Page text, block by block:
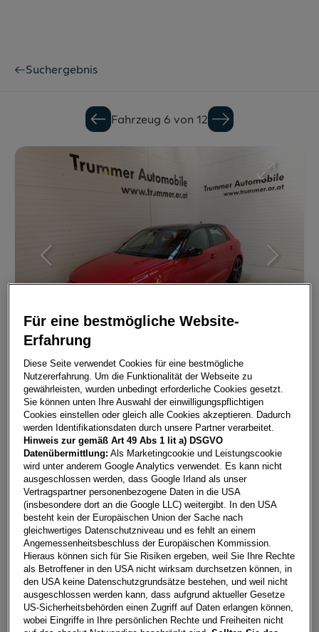
Suchergebnis
Fahrzeug 6 von 12
A1 Sportback 30 TFSI intense
8330 Feldbach
Leasing Kredit
€290,29**
pro Monat
Laufzeit
60 Monate
pro Jahr
15.000 km
Eigenleistung
€5.000
Händler kontaktieren
Für eine bestmögliche Website-
Erfahrung
Diese Seite verwendet Cookies für eine bestmögliche
Nutzererfahrung. Um die Funktionalität der Webseite zu
gewährleisten, wurden unbedingt erforderliche Cookies gesetzt.
Sie können unten Ihre Auswahl der einwilligungspflichtigen
Cookies einstellen oder gleich alle Cookies akzeptieren. Dadurch
werden Identifikationsdaten durch unsere Partner verarbeitet.
Hinweis zur gemäß Art 49 Abs 1 lit a) DSGVO
Datenübermittlung: Als Marketingcookie und Leistungscookie
wird unter anderem Google Analytics verwendet. Es kann nicht
ausgeschlossen werden, dass Google Irland als unser
Vertragspartner personenbezogene Daten in die USA
(insbesondere dort an die Google LLC) weitergibt. In den USA
besteht kein der Europäischen Union der Sache nach
gleichwertiges Datenschutzniveau und es fehlt an einem
Angemessenheitsbeschluss der Europäischen Kommission.
Hieraus können sich für Sie Risiken ergeben, weil Sie Ihre Rechte
als Betroffener in den USA nicht wirksam durchsetzen können, in
den USA keine Datenschutzgrundsätze bestehen, und weil nicht
ausgeschlossen werden kann, dass aufgrund aktueller Gesetze
US-Sicherheitsbehörden einen Zugriff auf Daten erlangen können,
wobei Eingriffe in Ihre persönlichen Rechte und Freiheiten nicht